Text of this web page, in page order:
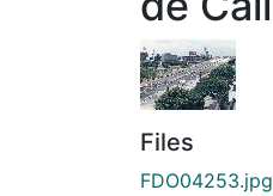
Files
FDO04253.jpg